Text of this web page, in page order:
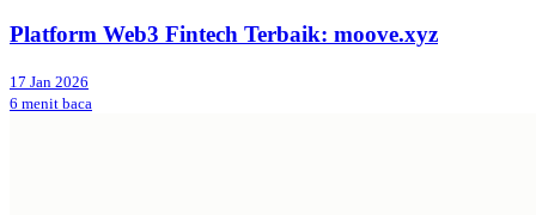
Platform Web3 Fintech Terbaik: moove.xyz
17 Jan 2026
6 menit baca